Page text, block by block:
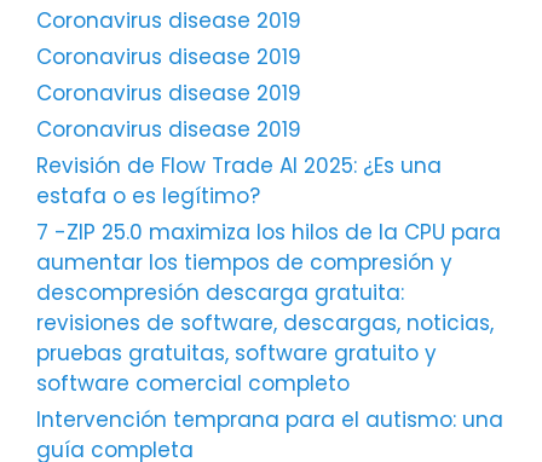
Coronavirus disease 2019
Coronavirus disease 2019
Coronavirus disease 2019
Coronavirus disease 2019
Revisión de Flow Trade AI 2025: ¿Es una
estafa o es legítimo?
7 -ZIP 25.0 maximiza los hilos de la CPU para
aumentar los tiempos de compresión y
descompresión descarga gratuita:
revisiones de software, descargas, noticias,
pruebas gratuitas, software gratuito y
software comercial completo
Intervención temprana para el autismo: una
guía completa